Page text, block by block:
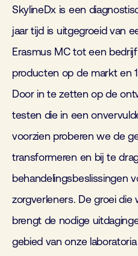
SkylineDx is een
jaar tijd is uitgegroeid van
Erasmus MC tot een
producten op de markt en
Door in te zetten op de
testen die in een
voorzien proberen we de
transformeren en bij te
behandelingsbeslissingen
zorgverleners. De groei
brengt de nodige
gebied van onze